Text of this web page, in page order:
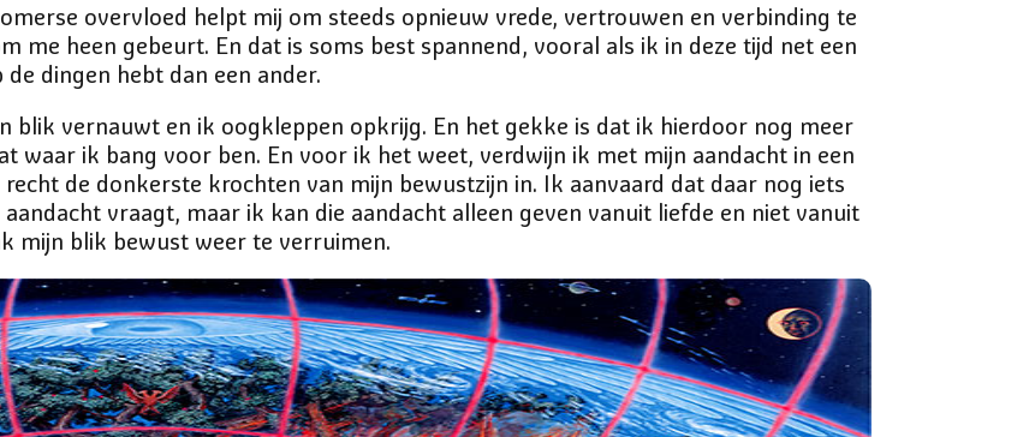
overvloed helpt mij om steeds opnieuw vrede, vertrouwen en verbinding te
me heen gebeurt. En dat is soms best spannend, vooral als ik in deze tijd net een
dingen hebt dan een ander.
blik vernauwt en ik oogkleppen opkrijg. En het gekke is dat ik hierdoor nog meer
waar ik bang voor ben. En voor ik het weet, verdwijn ik met mijn aandacht in een
de donkerste krochten van mijn bewustzijn in. Ik aanvaard dat daar nog iets
vraagt, maar ik kan die aandacht alleen geven vanuit liefde en niet vanuit
mijn blik bewust weer te verruimen.